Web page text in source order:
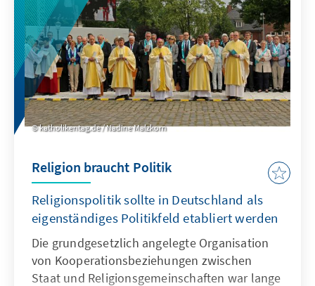
katholikentag.de / Nadine Malzkorn
Religion braucht Politik
Religionspolitik sollte in Deutschland als
eigenständiges Politikfeld etabliert werden
Die grundgesetzlich angelegte Organisation
von Kooperationsbeziehungen zwischen
Staat und Religionsgemeinschaften war lange